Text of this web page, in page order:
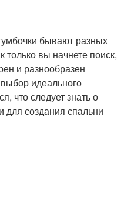
бывают разных
вы начнете поиск,
и разнообразен
идеального
что следует знать о
для создания спальни